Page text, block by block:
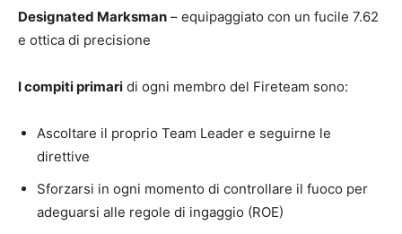
Designated Marksman – equipaggiato con un fucile 7.62
e ottica di precisione
I compiti primari di ogni membro del Fireteam sono:
‍Ascoltare il proprio Team Leader e seguirne le
direttive
‍Sforzarsi in ogni momento di controllare il fuoco per
adeguarsi alle regole di ingaggio (ROE)